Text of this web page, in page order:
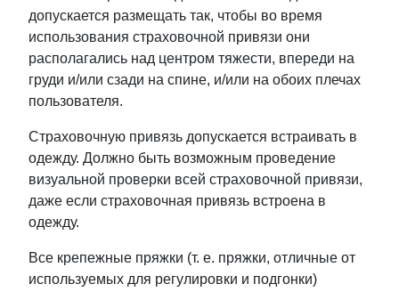
допускается размещать так, чтобы во время
использования страховочной привязи они
располагались над центром тяжести, впереди на
груди и/или сзади на спине, и/или на обоих плечах
пользователя.
Страховочную привязь допускается встраивать в
одежду. Должно быть возможным проведение
визуальной проверки всей страховочной привязи,
даже если страховочная привязь встроена в
одежду.
Все крепежные пряжки (т. е. пряжки, отличные от
используемых для регулировки и подгонки)